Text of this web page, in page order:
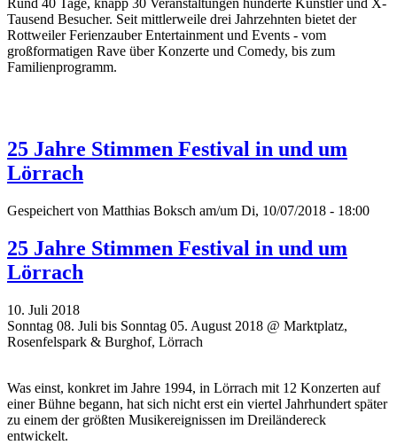
Rund 40 Tage, knapp 30 Veranstaltungen hunderte Künstler und X-
Tausend Besucher. Seit mittlerweile drei Jahrzehnten bietet der
Rottweiler Ferienzauber Entertainment und Events - vom
großformatigen Rave über Konzerte und Comedy, bis zum
Familienprogramm.
25 Jahre Stimmen Festival in und um
Lörrach
Gespeichert von Matthias Boksch am/um Di, 10/07/2018 - 18:00
25 Jahre Stimmen Festival in und um
Lörrach
10. Juli 2018
Sonntag 08. Juli bis Sonntag 05. August 2018 @ Marktplatz,
Rosenfelspark & Burghof, Lörrach
Was einst, konkret im Jahre 1994, in Lörrach mit 12 Konzerten auf
einer Bühne begann, hat sich nicht erst ein viertel Jahrhundert später
zu einem der größten Musikereignissen im Dreiländereck
entwickelt.